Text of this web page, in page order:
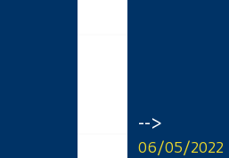
-->
06/05/2022